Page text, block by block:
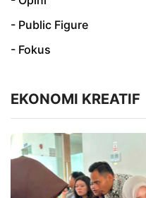
- Public Figure
- Fokus
EKONOMI KREATIF